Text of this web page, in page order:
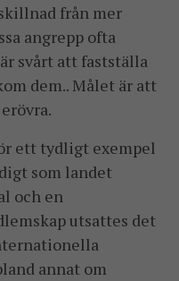
från mer
angrepp ofta
svårt att fastställa
dem.. Målet är att
ett tydligt exempel
som landet
och en
utsattes det
annat om